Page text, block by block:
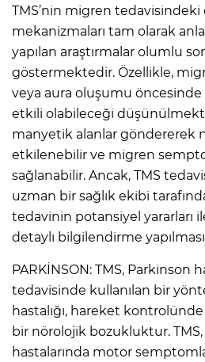
TMS’nin migren
mekanizmaları tam olarak
yapılan araştırmalar olumlu
göstermektedir. Özellikle,
veya aura oluşumu öncesinde
etkili olabileceği
manyetik alanlar göndererek
etkilenebilir ve migren
sağlanabilir. Ancak, TMS
uzman bir sağlık ekibi
tedavinin potansiyel yararları
detaylı bilgilendirme
PARKİNSON: TMS, Parkinson
tedavisinde kullanılan bir
hastalığı, hareket
bir nörolojik bozukluktur.
hastalarında motor